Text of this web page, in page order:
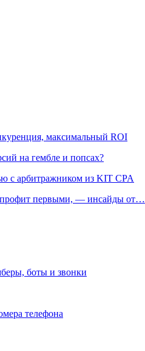
максимальный ROI
на гембле и попсах?
с арбитражником из KIT CPA
профит первыми, — инсайды от…
боты и звонки
телефона